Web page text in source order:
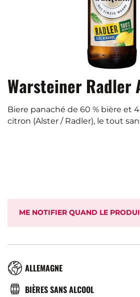
Warsteiner Radler
Biere panaché de 60 % bière et
citron (Alster / Radler), le tout
ME NOTIFIER QUAND LE
RÉGION
ALLEMAGNE
TYPE
BIÈRES SANS ALCOOL